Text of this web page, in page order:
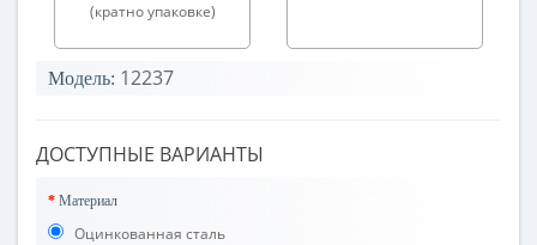
(кратно упаковке)
Модель: 12237
ДОСТУПНЫЕ ВАРИАНТЫ
Материал
Оцинкованная сталь